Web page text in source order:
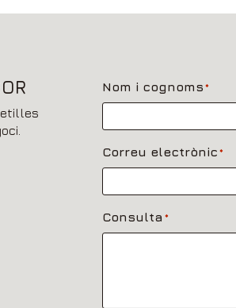
Nom i cognoms *
Correu electrònic *
Consulta *